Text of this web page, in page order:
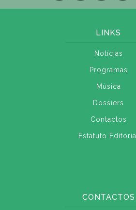
LINKS
Notícias
Programas
Música
Dossiers
Contactos
Estatuto Editorial
CONTACTOS